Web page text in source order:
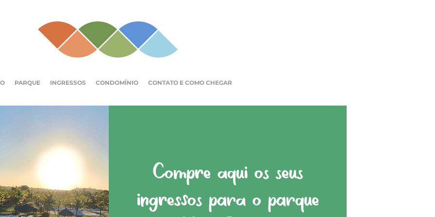
PARQUE INGRESSOS CONDOMÍNIO CONTATO E COMO CHEGAR
Compre aqui os seus
ingressos para o parque